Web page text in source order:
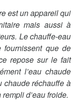
est un appareil qui
mais aussi à
Le chauffe-eau
que de
repose sur le fait
l’eau chaude
chaude réchauffe à
d’eau froide.